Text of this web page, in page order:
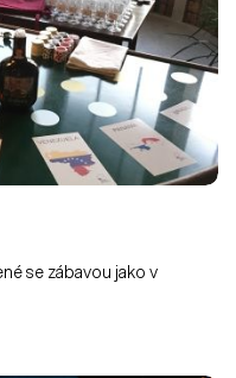
se zábavou jako v